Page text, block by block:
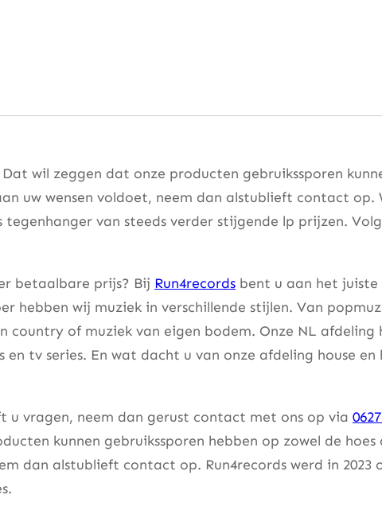
wil zeggen dat onze producten gebruikssporen
uw wensen voldoet, neem dan alstublieft contact op.
tegenhanger van steeds verder stijgende lp prijzen.
betaalbare prijs? Bij Run4records bent u aan het juiste
hebben wij muziek in verschillende stijlen. Van
country of muziek van eigen bodem. Onze NL
tv series. En wat dacht u van onze afdeling house
u vragen, neem dan gerust contact met ons op via
kunnen gebruikssporen hebben op zowel de
dan alstublieft contact op. Run4records werd in